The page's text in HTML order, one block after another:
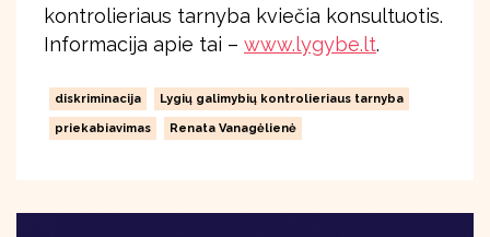
kontrolieriaus tarnyba kviečia konsultuotis.
Informacija apie tai – www.lygybe.lt.
diskriminacija Lygių galimybių kontrolieriaus tarnyba
priekabiavimas Renata Vanagėlienė